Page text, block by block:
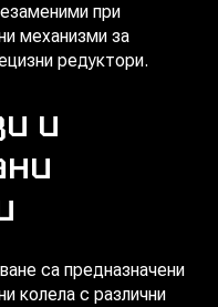
при
механизми за
редуктори.
и
са предназначени
колела с различни